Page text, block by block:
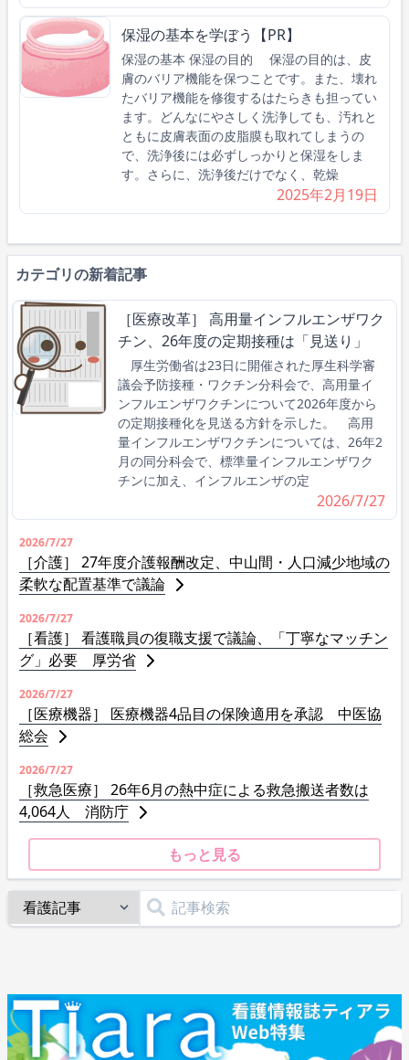
保湿の基本を学ぼう【PR】
保湿の基本 保湿の目的 保湿の目的は、皮
膚のバリア機能を保つことです。また、壊れ
たバリア機能を修復するはたらきも担ってい
ます。どんなにやさしく洗浄しても、汚れと
ともに皮膚表面の皮脂膜も取れてしまうの
で、洗浄後には必ずしっかりと保湿をしま
す。さらに、洗浄後だけでなく、乾燥
2025年2月19日
カテゴリの新着記事
［医療改革］ 高用量インフルエンザワク
チン、26年度の定期接種は「見送り」
厚生労働省は23日に開催された厚生科学審
議会予防接種・ワクチン分科会で、高用量イ
ンフルエンザワクチンについて2026年度から
の定期接種化を見送る方針を示した。 高用
量インフルエンザワクチンについては、26年2
月の同分科会で、標準量インフルエンザワク
チンに加え、インフルエンザの定
2026/7/27
2026/7/27
［介護］ 27年度介護報酬改定、中山間・人口減少地域の
柔軟な配置基準で議論
2026/7/27
［看護］ 看護職員の復職支援で議論、「丁寧なマッチン
グ」必要 厚労省
2026/7/27
［医療機器］ 医療機器4品目の保険適用を承認 中医協
総会
2026/7/27
［救急医療］ 26年6月の熱中症による救急搬送者数は
4,064人 消防庁
もっと見る